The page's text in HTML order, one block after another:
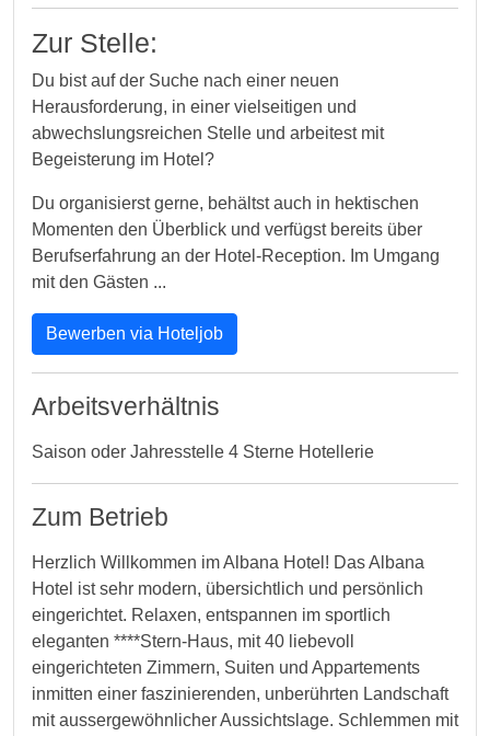
Zur Stelle:
Du bist auf der Suche nach einer neuen
Herausforderung, in einer vielseitigen und
abwechslungsreichen Stelle und arbeitest mit
Begeisterung im Hotel?
Du organisierst gerne, behältst auch in hektischen
Momenten den Überblick und verfügst bereits über
Berufserfahrung an der Hotel-Reception. Im Umgang
mit den Gästen ...
Bewerben via Hoteljob
Arbeitsverhältnis
Saison oder Jahresstelle 4 Sterne Hotellerie
Zum Betrieb
Herzlich Willkommen im Albana Hotel! Das Albana
Hotel ist sehr modern, übersichtlich und persönlich
eingerichtet. Relaxen, entspannen im sportlich
eleganten ****Stern-Haus, mit 40 liebevoll
eingerichteten Zimmern, Suiten und Appartements
inmitten einer faszinierenden, unberührten Landschaft
mit aussergewöhnlicher Aussichtslage. Schlemmen mit